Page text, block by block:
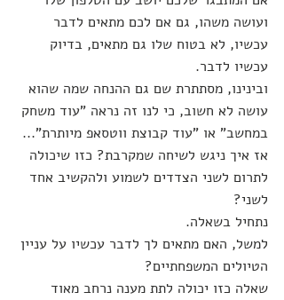
ועושה משהו, גם אם לכם מתאים לדבר
עכשיו, לא בטוח שלו גם מתאים, בדיוק
עכשיו לדבר.
ובינינו, מסתתרת שם גם ההנחה שמה שהוא
עושה לא חשוב, כי לנו זה נראה "עוד משחק
במחשב" או "עוד קבוצת ווטסאפ מיותרת"...
אז איך ניגש לשיחה שמקרבת? כזו שיכולה
לתרום לשני הצדדים לשמוע ולהקשיב אחד
לשני?
נתחיל בשאלה.
למשל, האם מתאים לך לדבר עכשיו על עניין
הטיולים המשפחתיים?
שאלה כזו יכולה לתת מענה נרחב מאוד